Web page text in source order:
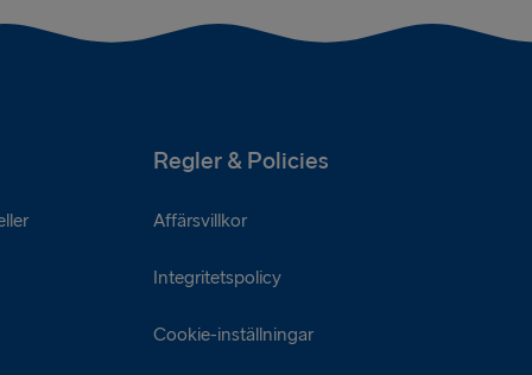
Regler & Policies
Affärsvillkor
Integritetspolicy
Cookie-inställningar